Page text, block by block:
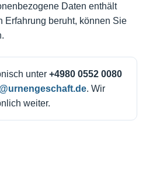
Daten enthält
Erfahrung beruht, können Sie
unter +4980 0552 0080
. Wir
weiter.